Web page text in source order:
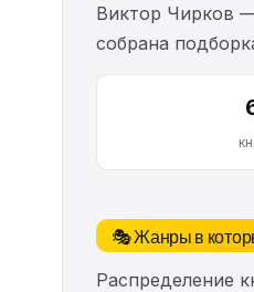
Виктор Чирков
собрана
🎭 Жанры в
Распределение